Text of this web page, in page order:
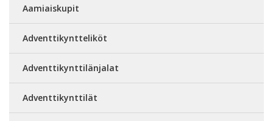
Aamiaiskupit
Adventtikyntteliköt
Adventtikynttilänjalat
Adventtikynttilät